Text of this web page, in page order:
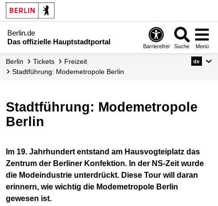
Berlin.de
Das offizielle Hauptstadtportal
Barrierefrei Suche Menü
Berlin Tickets
Freizeit
Stadtführung: Modemetropole Berlin
de
Stadtführung: Modemetropole
Berlin
Im 19. Jahrhundert entstand am Hausvogteiplatz das
Zentrum der Berliner Konfektion. In der NS-Zeit wurde
die Modeindustrie unterdrückt. Diese Tour will daran
erinnern, wie wichtig die Modemetropole Berlin
gewesen ist.